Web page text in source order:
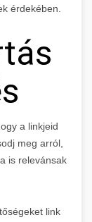
érdekében.
a linkjeid
meg arról,
is relevánsak
link